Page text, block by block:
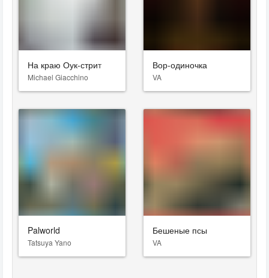
На краю Оук-стрит
Michael Giacchino
Вор-одиночка
VA
Palworld
Tatsuya Yano
Бешеные псы
VA